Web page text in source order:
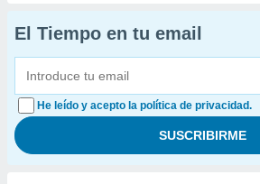
El Tiempo en tu email
He leído y acepto la política de privacidad.